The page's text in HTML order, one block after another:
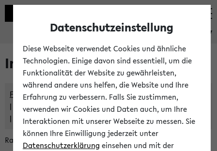
eKVV
Im eKVV verwaltete Räume
Freie Räume und Veranstaltungsüberschneidungen
Raumüberschneidungen
Hinweise der zentralen Raumvergabe
Raumanfragen:
raumvergabe@uni-bielefeld.de
Datenschutzeinstellung
Diese Webseite verwendet Cookies und ähnliche
Technologien. Einige davon sind essentiell, um die
Funktionalität der Website zu gewährleisten,
während andere uns helfen, die Website und Ihre
Erfahrung zu verbessern. Falls Sie zustimmen,
verwenden wir Cookies und Daten auch, um Ihre
Interaktionen mit unserer Webseite zu messen. Sie
können Ihre Einwilligung jederzeit unter
Datenschutzerklärung einsehen und mit der